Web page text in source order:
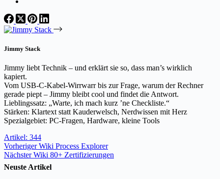
Jimmy Stack
Jimmy liebt Technik – und erklärt sie so, dass man’s wirklich
kapiert.
Vom USB-C-Kabel-Wirrwarr bis zur Frage, warum der Rechner
gerade piept – Jimmy bleibt cool und findet die Antwort.
Lieblingssatz: „Warte, ich mach kurz ’ne Checkliste.“
Stärken: Klartext statt Kauderwelsch, Nerdwissen mit Herz
Spezialgebiet: PC-Fragen, Hardware, kleine Tools
Artikel: 344
VorherigerWiki Process Explorer
NächsterWiki 80+ Zertifizierungen
Neuste Artikel